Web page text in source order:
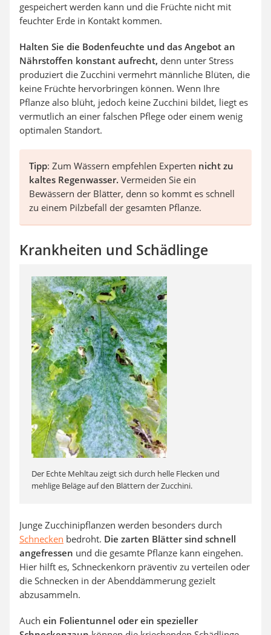
gespeichert werden kann und die Früchte nicht mit
feuchter Erde in Kontakt kommen.
Halten Sie die Bodenfeuchte und das Angebot an
Nährstoffen konstant aufrecht, denn unter Stress
produziert die Zucchini vermehrt männliche Blüten, die
keine Früchte hervorbringen können. Wenn Ihre
Pflanze also blüht, jedoch keine Zucchini bildet, liegt es
vermutlich an einer falschen Pflege oder einem wenig
optimalen Standort.
Tipp: Zum Wässern empfehlen Experten nicht zu
kaltes Regenwasser. Vermeiden Sie ein
Bewässern der Blätter, denn so kommt es schnell
zu einem Pilzbefall der gesamten Pflanze.
Krankheiten und Schädlinge
Der Echte Mehltau zeigt sich durch helle Flecken und
mehlige Beläge auf den Blättern der Zucchini.
Junge Zucchinipflanzen werden besonders durch
Schnecken bedroht. Die zarten Blätter sind schnell
angefressen und die gesamte Pflanze kann eingehen.
Hier hilft es, Schneckenkorn präventiv zu verteilen oder
die Schnecken in der Abenddämmerung gezielt
abzusammeln.
Auch ein Folientunnel oder ein spezieller